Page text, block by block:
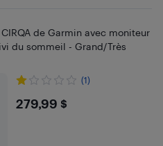
de Garmin avec moniteur
du sommeil - Grand/Très
(1)
$279.99
279,99 $